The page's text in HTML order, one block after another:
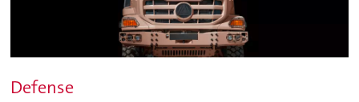
Defense